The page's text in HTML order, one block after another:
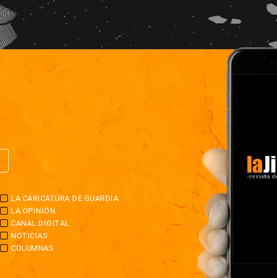
LA CARICATURA DE GUARDIA
LA OPINIÓN
CANAL DIGITAL
NOTICIAS
COLUMNAS